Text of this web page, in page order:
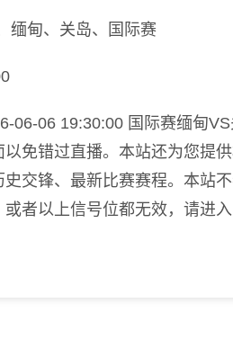
缅甸、关岛、国际赛
06-06 19:30:00 国际赛缅甸
免错过直播。本站还为您提
交锋、最新比赛赛程。本站
者以上信号位都无效，请进